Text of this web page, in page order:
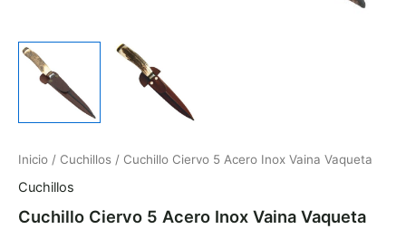
Inicio / Cuchillos / Cuchillo Ciervo 5 Acero Inox Vaina Vaqueta
Cuchillos
Cuchillo Ciervo 5 Acero Inox Vaina Vaqueta